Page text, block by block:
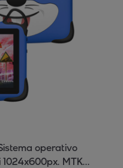
operativo
1024x600px. MTK